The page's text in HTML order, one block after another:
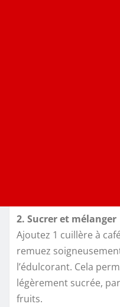
2. Sucrer et mélanger
Ajoutez 1 cuillère à
remuez
l’édulcorant. Cela
légèrement sucrée,
fruits.